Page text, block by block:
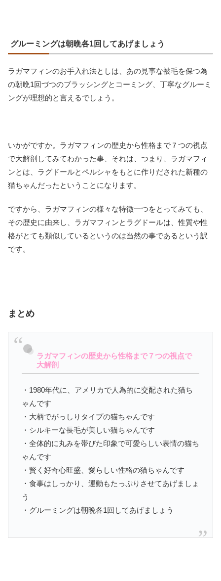
グルーミングは朝晩各1回してあげましょう
ラガマフィンのお手入れ法としは、あの見事な被毛を保つ為
の朝晩1回づつのブラッシングとコーミング、丁寧なグルーミ
ングが理想的と言えるでしょう。
いかがですか。ラガマフィンの歴史から性格まで７つの視点
で大解剖してみてわかった事、それは、つまり、ラガマフィ
ンとは、ラグドールとペルシャをもとに作りだされた新種の
猫ちゃんだったということになります。
ですから、ラガマフィンの様々な特徴一つをとってみても、
その歴史に由来し、ラガマフィンとラグドールは、性質や性
格がとても類似しているというのは当然の事であるという訳
です。
まとめ
ラガマフィンの歴史から性格まで７つの視点で
大解剖
・1980年代に、アメリカで人為的に交配された猫ち
ゃんです
・大柄でがっしりタイプの猫ちゃんです
・シルキーな長毛が美しい猫ちゃんです
・全体的に丸みを帯びた印象で可愛らしい表情の猫ち
ゃんです
・賢く好奇心旺盛、愛らしい性格の猫ちゃんです
・食事はしっかり、運動もたっぷりさせてあげましょ
う
・グルーミングは朝晩各1回してあげましょう